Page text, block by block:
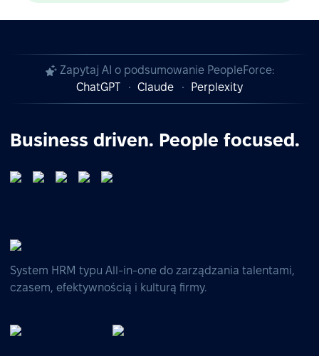
Zapytaj AI o podsumowanie PeopleForce:
ChatGPT
Claude Perplexity
Business driven. People focused.
System HRM typu All-in-one do zarządzania talentami,
czasem, efektywnością i kulturą firmy.